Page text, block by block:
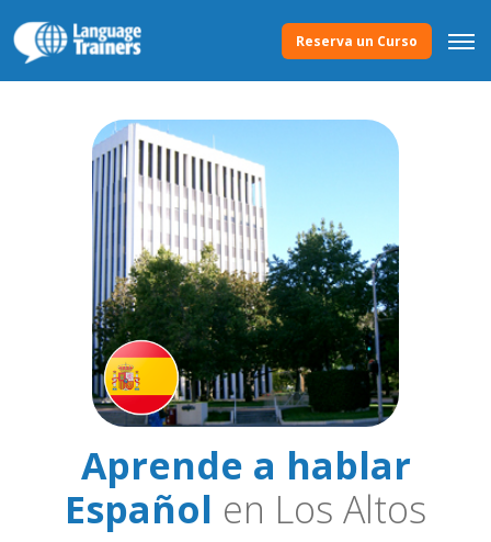
Reserva un Curso
Aprende a hablar
Español en Los Altos